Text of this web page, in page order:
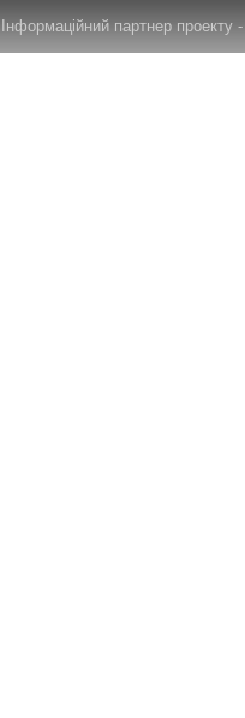
Інформаційний партнер проекту